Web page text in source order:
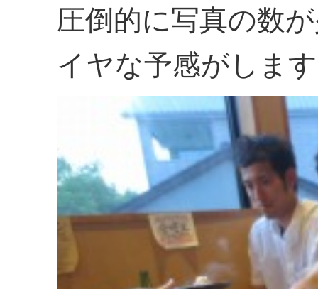
圧倒的に写真の数
イヤな予感がしま